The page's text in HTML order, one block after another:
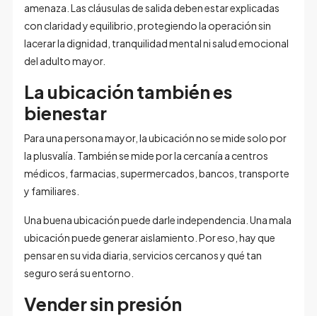
amenaza. Las cláusulas de salida deben estar explicadas
con claridad y equilibrio, protegiendo la operación sin
lacerar la dignidad, tranquilidad mental ni salud emocional
del adulto mayor.
La ubicación también es
bienestar
Para una persona mayor, la ubicación no se mide solo por
la plusvalía. También se mide por la cercanía a centros
médicos, farmacias, supermercados, bancos, transporte
y familiares.
Una buena ubicación puede darle independencia. Una mala
ubicación puede generar aislamiento. Por eso, hay que
pensar en su vida diaria, servicios cercanos y qué tan
seguro será su entorno.
Vender sin presión